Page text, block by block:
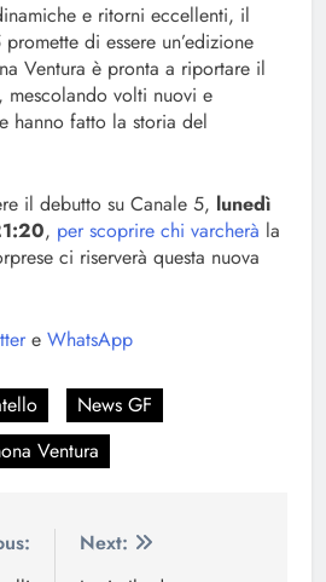
e ritorni eccellenti, il
di essere un’edizione
Ventura è pronta a riportare il
volti nuovi e
hanno fatto la storia del
il debutto su Canale 5, lunedì
, per scoprire chi varcherà la
ci riserverà questa nuova
e WhatsApp
News GF
Ventura
Next: